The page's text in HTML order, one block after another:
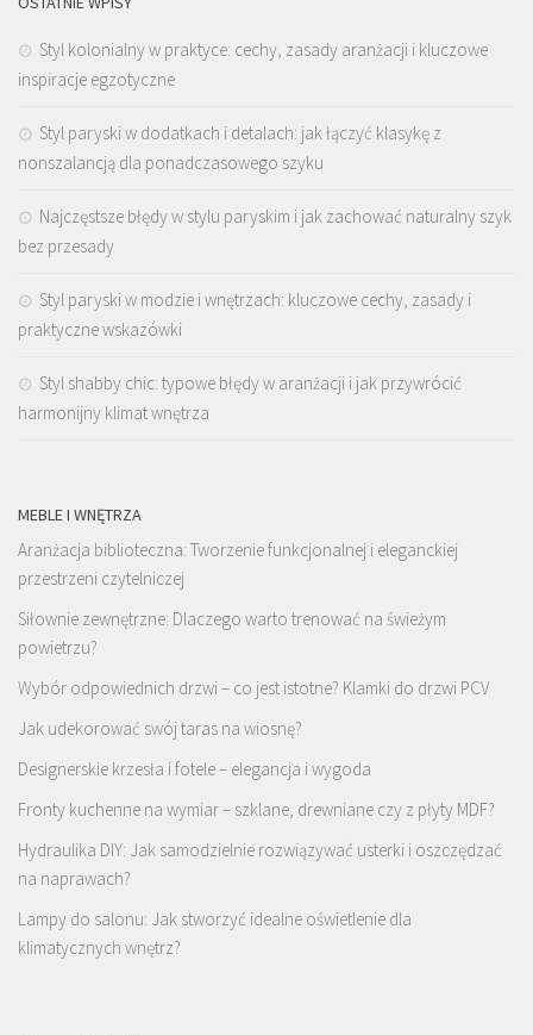
Styl kolonialny w praktyce: cechy, zasady aranżacji i kluczowe
inspiracje egzotyczne
Styl paryski w dodatkach i detalach: jak łączyć klasykę z
nonszalancją dla ponadczasowego szyku
Najczęstsze błędy w stylu paryskim i jak zachować naturalny szyk
bez przesady
Styl paryski w modzie i wnętrzach: kluczowe cechy, zasady i
praktyczne wskazówki
Styl shabby chic: typowe błędy w aranżacji i jak przywrócić
harmonijny klimat wnętrza
MEBLE I WNĘTRZA
Aranżacja biblioteczna: Tworzenie funkcjonalnej i eleganckiej
przestrzeni czytelniczej
Siłownie zewnętrzne: Dlaczego warto trenować na świeżym
powietrzu?
Wybór odpowiednich drzwi – co jest istotne? Klamki do drzwi PCV
Jak udekorować swój taras na wiosnę?
Designerskie krzesła i fotele – elegancja i wygoda
Fronty kuchenne na wymiar – szklane, drewniane czy z płyty MDF?
Hydraulika DIY: Jak samodzielnie rozwiązywać usterki i oszczędzać
na naprawach?
Lampy do salonu: Jak stworzyć idealne oświetlenie dla
klimatycznych wnętrz?